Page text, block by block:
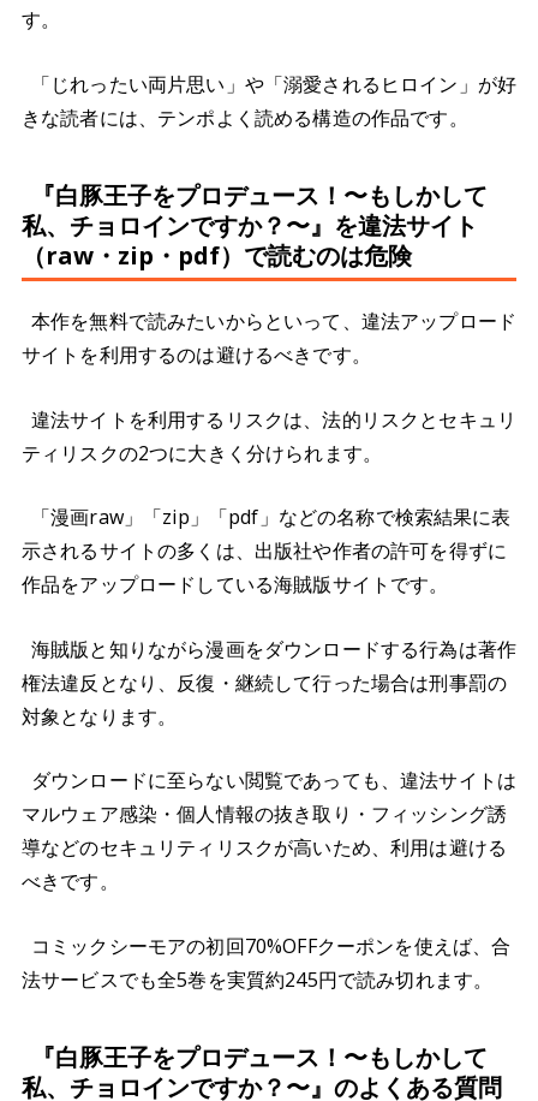
す。
「じれったい両片思い」や「溺愛されるヒロイン」が好
きな読者には、テンポよく読める構造の作品です。
『白豚王子をプロデュース！〜もしかして
私、チョロインですか？〜』を違法サイト
（raw・zip・pdf）で読むのは危険
本作を無料で読みたいからといって、違法アップロード
サイトを利用するのは避けるべきです。
違法サイトを利用するリスクは、法的リスクとセキュリ
ティリスクの2つに大きく分けられます。
「漫画raw」「zip」「pdf」などの名称で検索結果に表
示されるサイトの多くは、出版社や作者の許可を得ずに
作品をアップロードしている海賊版サイトです。
海賊版と知りながら漫画をダウンロードする行為は著作
権法違反となり、反復・継続して行った場合は刑事罰の
対象となります。
ダウンロードに至らない閲覧であっても、違法サイトは
マルウェア感染・個人情報の抜き取り・フィッシング誘
導などのセキュリティリスクが高いため、利用は避ける
べきです。
コミックシーモアの初回70%OFFクーポンを使えば、合
法サービスでも全5巻を実質約245円で読み切れます。
『白豚王子をプロデュース！〜もしかして
私、チョロインですか？〜』のよくある質問